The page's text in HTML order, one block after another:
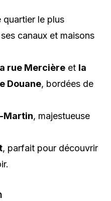
quartier le plus
canaux et maisons
rue Mercière et la
Douane, bordées de
Martin, majestueuse
, parfait pour découvrir